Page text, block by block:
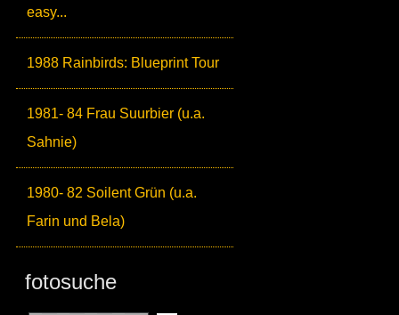
easy...
1988 Rainbirds: Blueprint Tour
1981- 84 Frau Suurbier (u.a.
Sahnie)
1980- 82 Soilent Grün (u.a.
Farin und Bela)
fotosuche